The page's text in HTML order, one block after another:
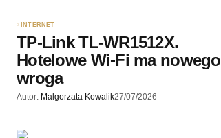
INTERNET
TP-Link TL-WR1512X.
Hotelowe Wi-Fi ma nowego
wroga
Autor: Malgorzata Kowalik27/07/2026